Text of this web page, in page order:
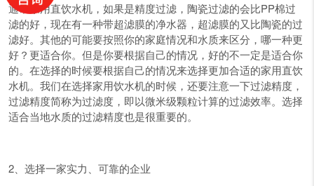
通常家用直饮水机，如果是精度过滤，陶瓷过滤的会比PP棉过
滤的好，现在有一种带超滤膜的净水器，超滤膜的又比陶瓷的过
滤好。其他的可能要按照你的家庭情况和水质来区分，哪一种更
好？更适合你。但是你要根据自己的情况，好的不一定是适合你
的。在选择的时候要根据自己的情况来选择更加合适的家用直饮
水机。我们在选择家用饮水机的时候，还要注意一下过滤精度，
过滤精度简称为过滤度，即以微米级颗粒计算的过滤效率。选择
适合当地水质的过滤精度也是很重要的。
2、选择一家实力、可靠的企业